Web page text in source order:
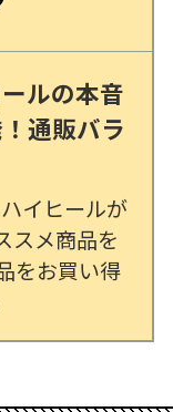
ルの本音
通販バラ
イヒールが
スメ商品を
をお買い得